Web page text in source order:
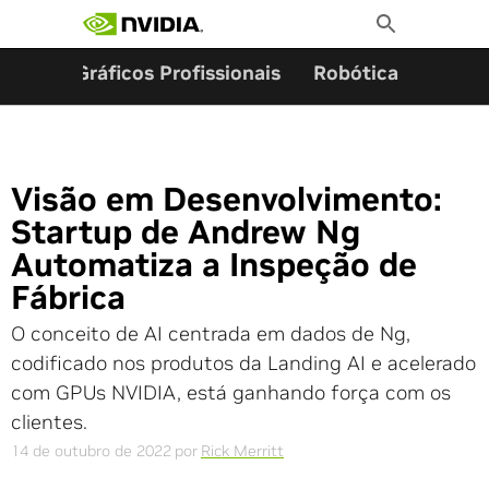
Toggle
Search
Gráficos Profissionais Robótica
Visão em Desenvolvimento:
Startup de Andrew Ng
Automatiza a Inspeção de
Fábrica
O conceito de AI centrada em dados de Ng,
codificado nos produtos da Landing AI e acelerado
com GPUs NVIDIA, está ganhando força com os
clientes.
14 de outubro de 2022 por Rick Merritt